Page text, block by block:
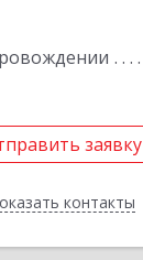
заявку
контакты
заявку
Назад